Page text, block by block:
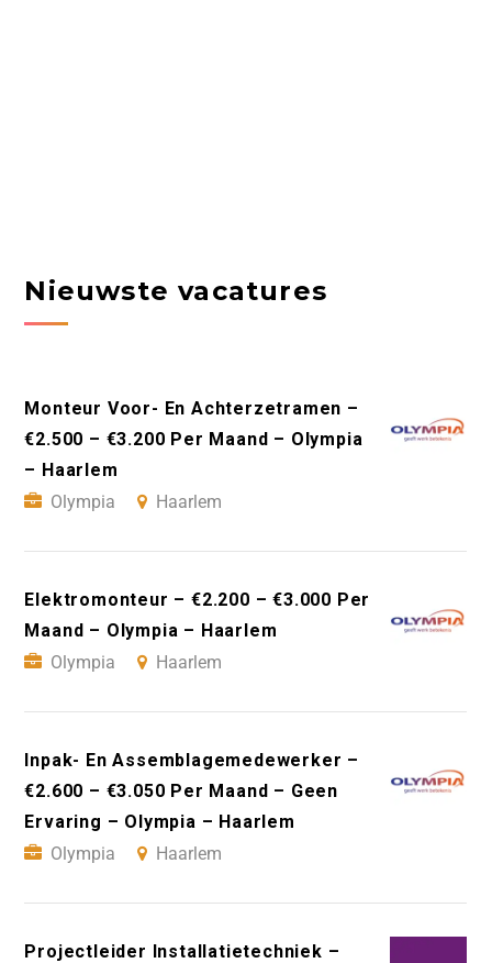
Nieuwste vacatures
Monteur Voor- En Achterzetramen –
€2.500 – €3.200 Per Maand – Olympia
– Haarlem
Olympia
Haarlem
Elektromonteur – €2.200 – €3.000 Per
Maand – Olympia – Haarlem
Olympia
Haarlem
Inpak- En Assemblagemedewerker –
€2.600 – €3.050 Per Maand – Geen
Ervaring – Olympia – Haarlem
Olympia
Haarlem
Projectleider Installatietechniek –